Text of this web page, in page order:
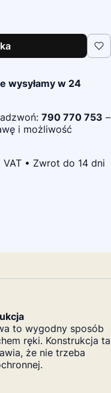
wysyłamy w 24
790 770 753 –
i możliwość
• Zwrot do 14 dni
to wygodny sposób
ręki. Konstrukcja ta
że nie trzeba